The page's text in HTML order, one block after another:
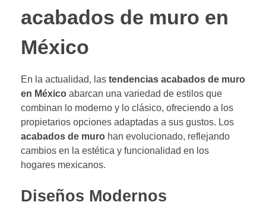
acabados de muro en
México
En la actualidad, las tendencias acabados de muro
en México abarcan una variedad de estilos que
combinan lo moderno y lo clásico, ofreciendo a los
propietarios opciones adaptadas a sus gustos. Los
acabados de muro han evolucionado, reflejando
cambios en la estética y funcionalidad en los
hogares mexicanos.
Diseños Modernos